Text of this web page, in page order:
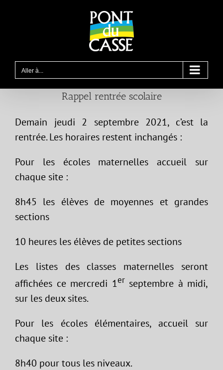
Aller à...
Rappel rentrée scolaire
Demain jeudi 2 septembre 2021, c’est la
rentrée. Les horaires restent inchangés :
Pour les écoles maternelles accueil sur
chaque site :
8h45 les élèves de moyennes et grandes
sections
10 heures les élèves de petites sections
Les listes des classes maternelles seront
affichées ce mercredi 1erseptembre à midi,
sur les deux sites.
Pour les écoles élémentaires, accueil sur
chaque site :
8h40 pour tous les niveaux.